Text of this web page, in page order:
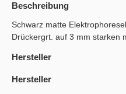
Beschreibung
Schwarz matte
Drückergrt. auf 3 mm starken
Hersteller
Hersteller